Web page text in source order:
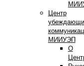
Центр
МИИУЭП
О